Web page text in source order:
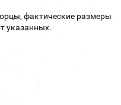
фактические размеры
указанных.